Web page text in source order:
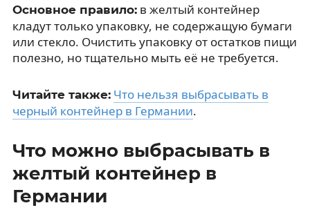
Основное правило:в желтый контейнер
кладут только упаковку, не содержащую бумаги
или стекло. Очистить упаковку от остатков пищи
полезно, но тщательно мыть её не требуется.
Читайте также: Что нельзя выбрасывать в
черный контейнер в Германии.
Что можно выбрасывать в
желтый контейнер в
Германии